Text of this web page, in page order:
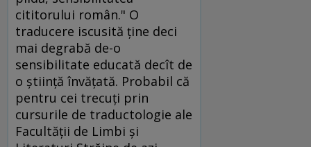
cititorului român." O
traducere iscusită ţine deci
mai degrabă de-o
sensibilitate educată decît de
o ştiinţă învăţată. Probabil că
pentru cei trecuţi prin
cursurile de traductologie ale
Facultăţii de Limbi şi